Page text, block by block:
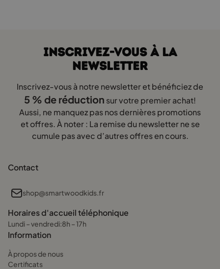
INSCRIVEZ-VOUS À LA
NEWSLETTER
Inscrivez-vous à notre newsletter et bénéficiez de
5 % de réduction sur votre premier achat!
Aussi, ne manquez pas nos dernières promotions
et offres. À noter : La remise du newsletter ne se
cumule pas avec d’autres offres en cours.
Contact
shop@smartwoodkids.fr
Horaires d'accueil téléphonique
Lundi – vendredi:8h – 17h
Information
À propos de nous
Certificats